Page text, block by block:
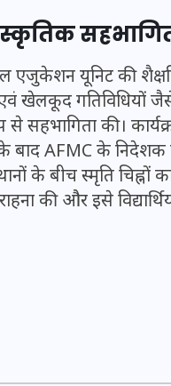
एजुकेशन यूनिट की
खेलकूद गतिविधियों
सहभागिता की।
बाद AFMC के निदेशक
के बीच स्मृति चिह्नों
की और इसे
यहीं